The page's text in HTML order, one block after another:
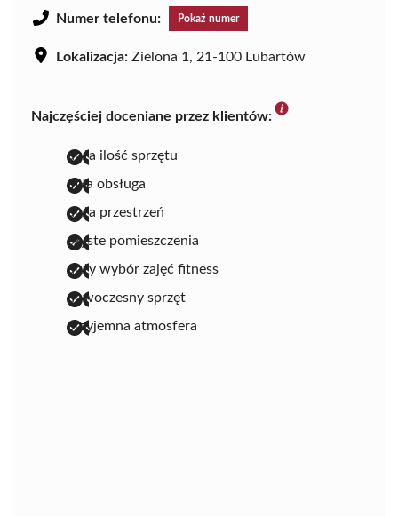
Numer telefonu: Pokaż numer
Lokalizacja: Zielona 1, 21-100 Lubartów
Najczęściej doceniane przez klientów:
duża ilość sprzętu
miła obsługa
duża przestrzeń
czyste pomieszczenia
duży wybór zajęć fitness
nowoczesny sprzęt
przyjemna atmosfera